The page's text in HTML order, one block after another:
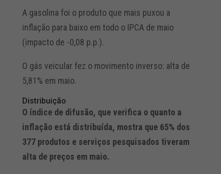
A gasolina foi o produto que mais puxou a
inflação para baixo em todo o IPCA de maio
(impacto de -0,08 p.p.).
O gás veicular fez o movimento inverso: alta de
5,81% em maio.
Distribuição
O índice de difusão, que verifica o quanto a
inflação está distribuída, mostra que 65% dos
377 produtos e serviços pesquisados tiveram
alta de preços em maio.